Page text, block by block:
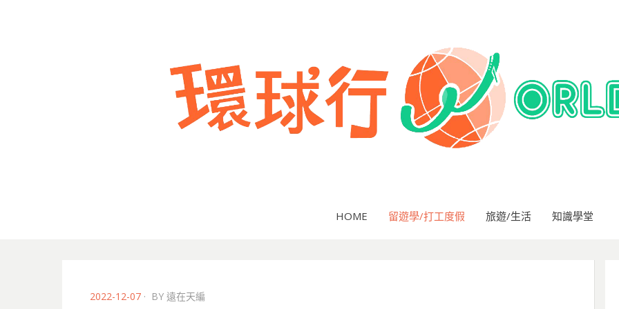
HOME 留遊學/打工度假 旅遊/生活 知識學堂
POSTED
2022-12-07 BY 遠在天編